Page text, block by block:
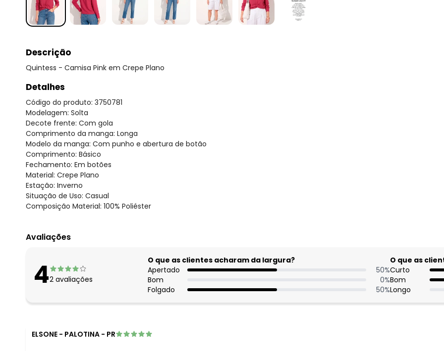
Descrição
Quintess - Camisa Pink em Crepe Plano
Detalhes
Código do produto: 3750781
Modelagem: Solta
Decote frente: Com gola
Comprimento da manga: Longa
Modelo da manga: Com punho e abertura de botão
Comprimento: Básico
Fechamento: Em botões
Material: Crepe Plano
Estação: Inverno
Situação de Uso: Casual
Composição Material: 100% Poliéster
Avaliações
42 avaliações
O que as clientes acharam da largura?
Apertado
50%
Bom
0%
Folgado
50%
O que as
Curto
Bom
Longo
ELSONE - PALOTINA - PR